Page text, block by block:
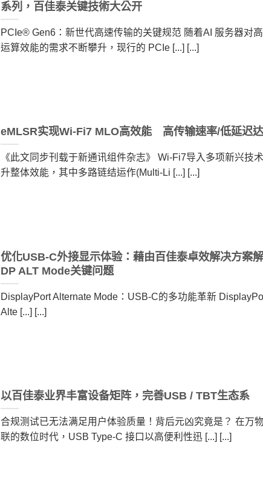
系列，百佳泰关键技術大公开
PCIe® Gen6：新世代高速传输的关键规范 随着AI 服务器对
运算效能的需求不断攀升，现行的 PCIe [...] [...]
eMLSR实现Wi-Fi7 MLO高效能 高传输速率/低延迟
《此文同步刊载于新通讯组件杂志》 Wi-Fi7导入多项新兴技
升整体效能，其中多路链结运作(Multi-Li [...] [...]
优化USB-C外接显示体验：藉由百佳泰卓效解决方案
DP ALT Mode关键问题
DisplayPort Alternate Mode：USB-C的多功能革新
Alte [...] [...]
以百佳泰业界丰富设备矩阵，完善USB / TBT生态系
合规测试已无法满足用户体验质量！背后元凶究竟是？ 在万
联的数位时代，USB Type-C 接口以高便利性迅 [...] [...]